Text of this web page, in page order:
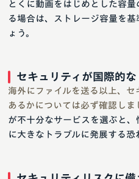
とくに動画をはじめとした容
る場合は、ストレージ容量を
ょう。
セキュリティが国際的
海外にファイルを送る以上、
あるかについては必ず確認しま
が不十分なサービスを選ぶと
に大きなトラブルに発展する恐